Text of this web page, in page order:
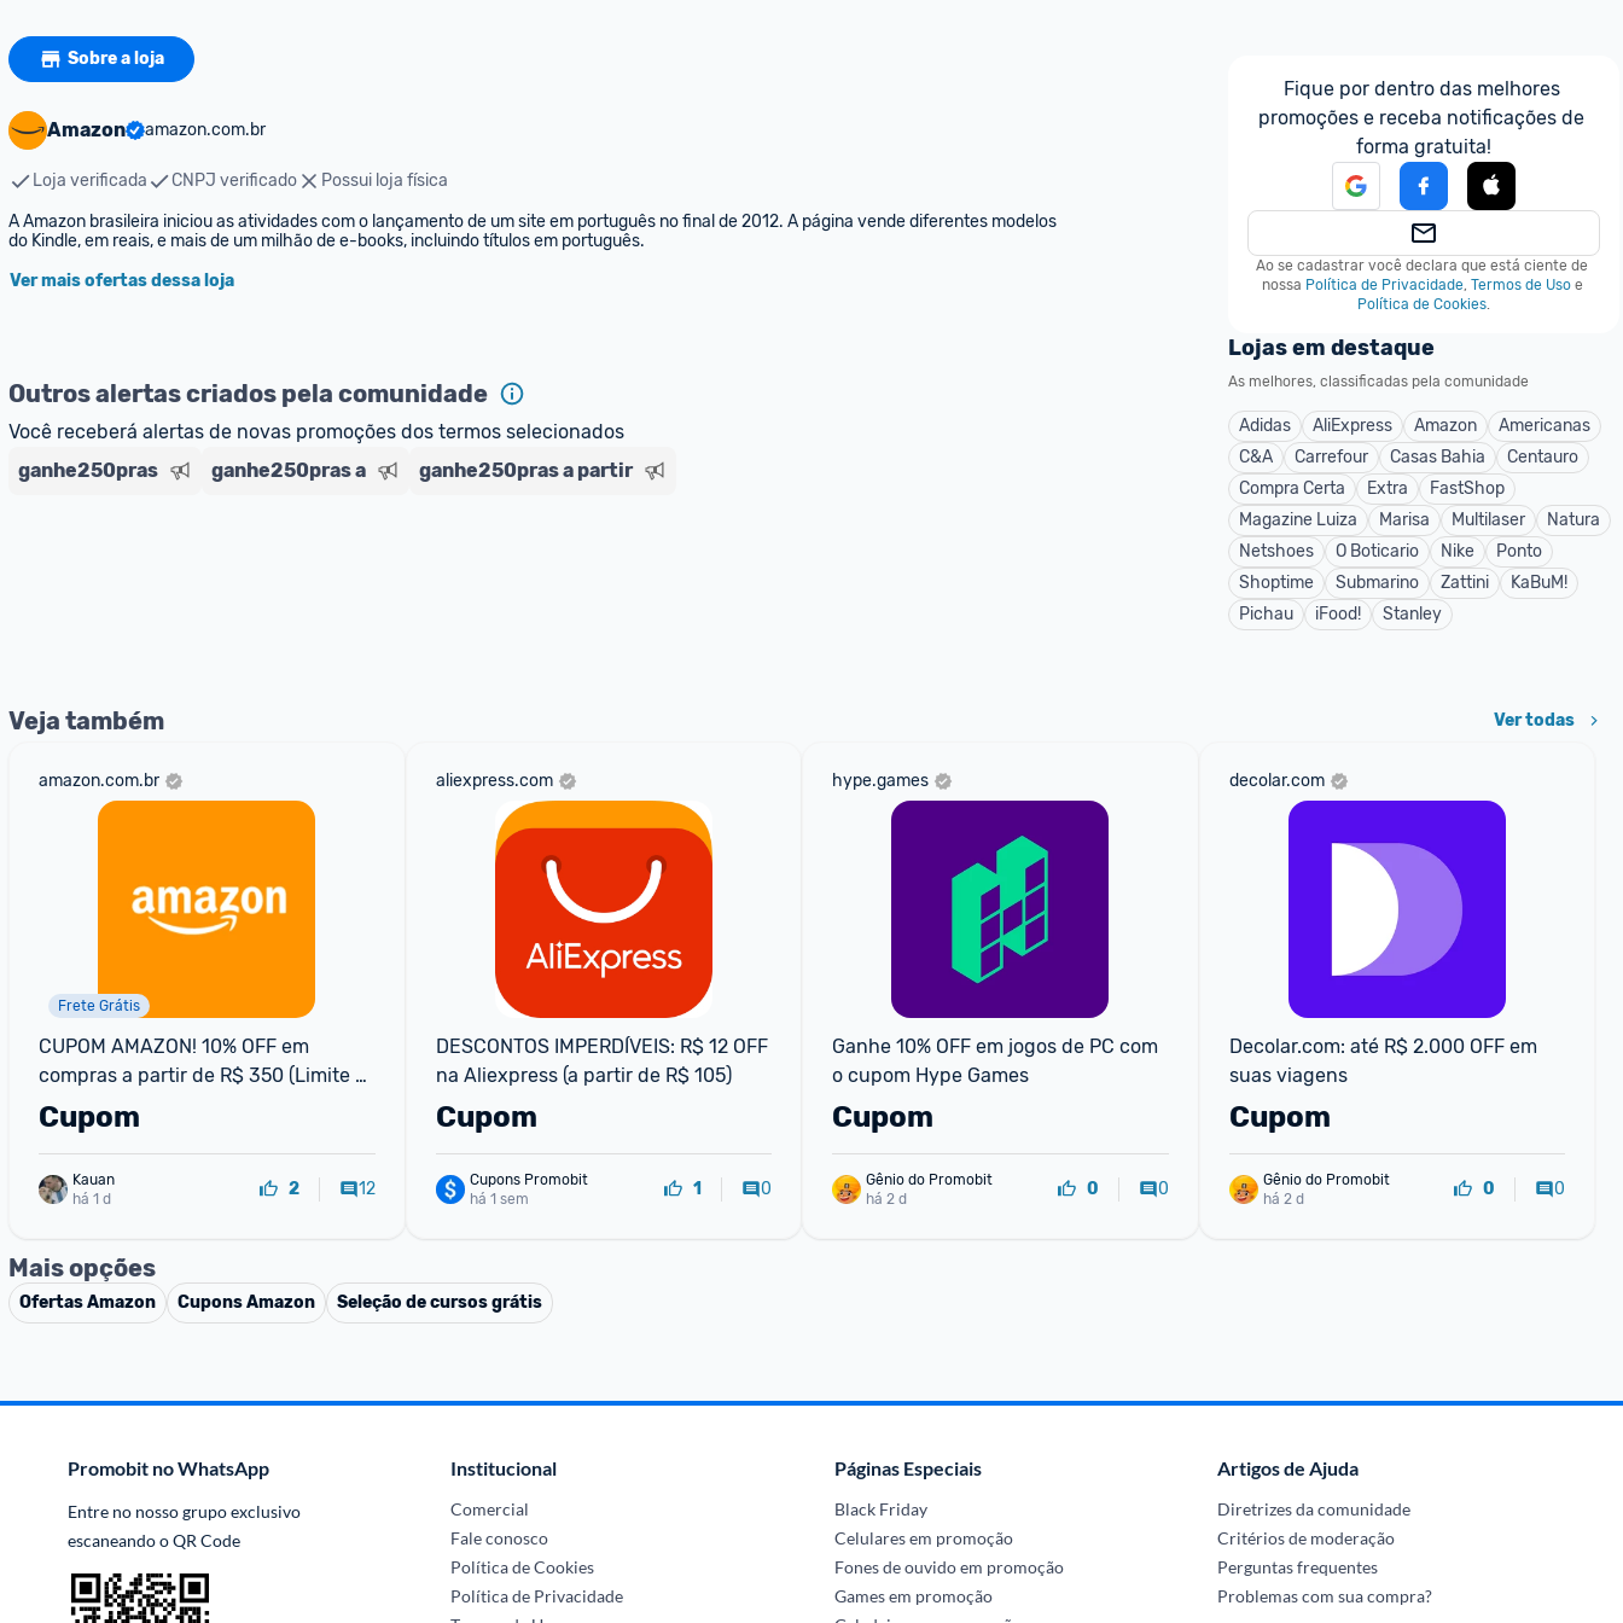
Sobre a loja
Amazon amazon.com.br
Loja verificada CNPJ verificado
Possui loja física
A Amazon brasileira iniciou as atividades com o lançamento de um site em português no final de 2012. A página vende diferentes modelos
do Kindle, em reais, e mais de um milhão de e-books, incluindo títulos em português.
Ver mais ofertas dessa loja
Outros alertas criados pela comunidade
Você receberá alertas de novas promoções dos termos selecionados
ganhe250pras
ganhe250pras a ganhe250pras a partir
Fique por dentro das melhores
promoções e receba notificações de
forma gratuita!
Ao se cadastrar você declara que está ciente de
nossa Política de Privacidade, Termos de Uso e
Política de Cookies.
Lojas em destaque
As melhores, classificadas pela comunidade
Adidas AliExpress Amazon
Americanas
C&A
Carrefour Casas Bahia
Centauro
Compra Certa
Extra
FastShop
Magazine Luiza
Marisa Multilaser
Natura
Netshoes
O Boticario Nike
Ponto
Shoptime
Submarino Zattini
KaBuM!
Pichau
iFood! Stanley
Veja também Ver todas
amazon.com.br
Frete Grátis
CUPOM AMAZON! 10% OFF em
compras a partir de R$ 350 (Limite
R$50)!
Cupom
Kauan
há 1 d
2 12
aliexpress.com
DESCONTOS IMPERDÍVEIS: R$ 12 OFF
na Aliexpress (a partir de R$ 105)
Cupom
Cupons Promobit
há 1 sem
1 0
hype.games
Ganhe 10% OFF em jogos de PC com
o cupom Hype Games
Cupom
Gênio do Promobit
há 2 d
0 0
decolar.com
Decolar.com: até R$ 2.000 OFF em
suas viagens
Cupom
Gênio do Promobit
há 2 d
0 0
Mais opções
OfertasAmazon CuponsAmazon Seleção de cursos grátis
Promobit no WhatsApp
Entre no nosso grupo exclusivo
escaneando o QR Code
Institucional
Comercial
Fale conosco
Política de Cookies
Política de Privacidade
Páginas Especiais
Black Friday
Celulares em promoção
Fones de ouvido em promoção
Games em promoção
Artigos de Ajuda
Diretrizes da comunidade
Critérios de moderação
Perguntas frequentes
Problemas com sua compra?